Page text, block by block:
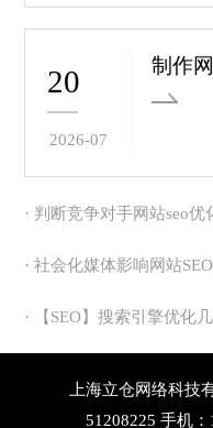
20
2026-07
制作
· 判断竞争对手网站seo
· 社会化媒体影响网站
· 【SEO】搜索引擎优化
上海立仓网络科技
51208225 手机：